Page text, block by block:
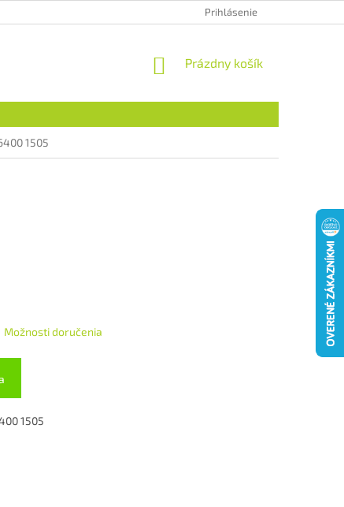
OSOBNÝCH ÚDAJOV HODNOTENIE OBCHODU
Prihlásenie
NÁKUPNÝ
Prázdny košík
1505
Možnosti doručenia
1505